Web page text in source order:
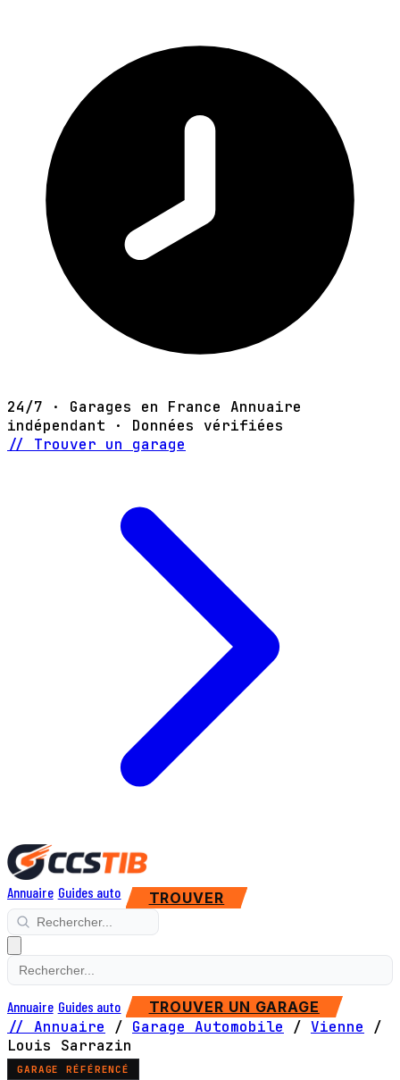
24/7 · Garages en France Annuaire
indépendant · Données vérifiées
// Trouver un garage
Annuaire Guides auto TROUVER
Annuaire Guides auto TROUVER UN GARAGE
// Annuaire / Garage Automobile / Vienne
/
Louis Sarrazin
GARAGE RÉFÉRENCÉ